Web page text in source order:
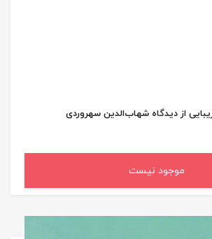
از دیدگاه شهاب‌الدین سهروردی
موجود نیست